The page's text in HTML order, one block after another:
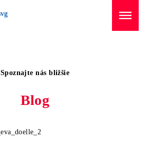
Spoznajte nás bližšie
Blog